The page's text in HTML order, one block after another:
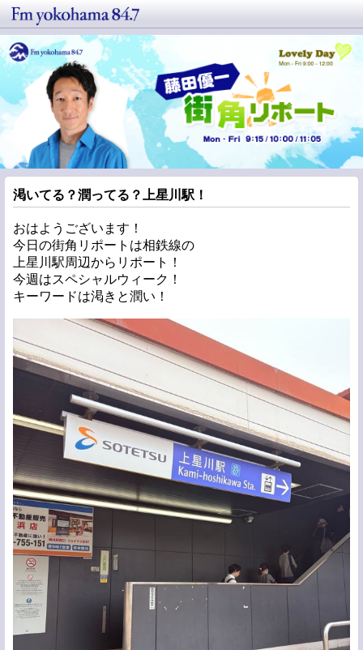
渇いてる？潤ってる？上星川駅！
おはようございます！
今日の街角リポートは相鉄線の
上星川駅周辺からリポート！
今週はスペシャルウィーク！
キーワードは渇きと潤い！